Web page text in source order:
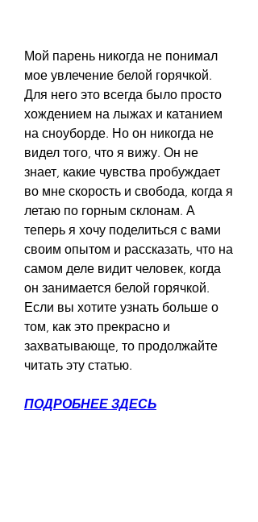
Мой парень никогда не понимал
мое увлечение белой горячкой.
Для него это всегда было просто
хождением на лыжах и катанием
на сноуборде. Но он никогда не
видел того, что я вижу. Он не
знает, какие чувства пробуждает
во мне скорость и свобода, когда я
летаю по горным склонам. А
теперь я хочу поделиться с вами
своим опытом и рассказать, что на
самом деле видит человек, когда
он занимается белой горячкой.
Если вы хотите узнать больше о
том, как это прекрасно и
захватывающе, то продолжайте
читать эту статью.
ПОДРОБНЕЕ ЗДЕСЬ